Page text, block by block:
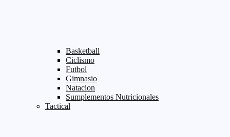
Basketball
Ciclismo
Futbol
Gimnasio
Natacion
Sumplementos Nutricionales
Tactical